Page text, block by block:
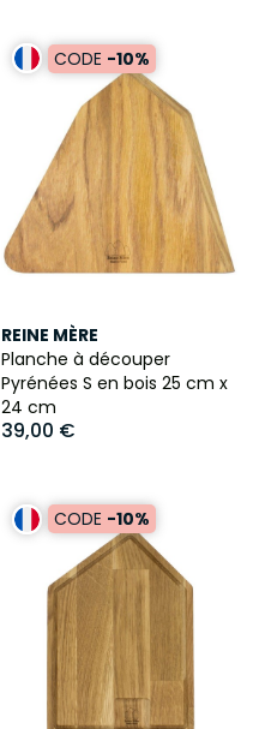
CODE -10%
REINE MÈRE
Planche à découper
Pyrénées S en bois 25 cm x
24 cm
39,00 €
CODE -10%